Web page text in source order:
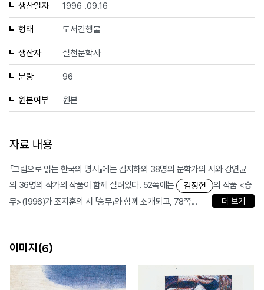
생산일자 1996 .09.16
형태 도서간행물
생산자 실천문학사
분량 96
원본여부 원본
자료 내용
『그림으로 읽는 한국의 명시』에는 김지하외 38명의 문학가의 시와 강연균
외 36명의 작가의 작품이 함께 실려있다. 52쪽에는
김정헌
의 작품 <승
무>(1996)가 조지훈의 시 「승무」와 함께 소개되고, 78쪽...
더 보기
이미지(6)